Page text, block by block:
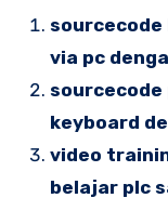
via pc
sourcecode
keyboard
video
belajar plc